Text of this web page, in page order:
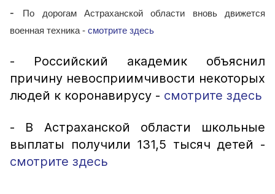
-
По дорогам Астраханской области вновь движется
военная техника - смотрите здесь
- Российский академик объяснил
причину невосприимчивости некоторых
людей к коронавирусу - смотрите здесь
- В Астраханской области школьные
выплаты получили 131,5 тысяч детей -
смотрите здесь